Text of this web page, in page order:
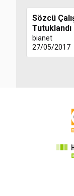
Sözcü
Tutuklandı
bianet
27/05/2017